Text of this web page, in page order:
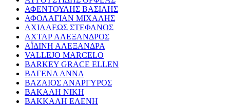
ΑΦΕΝΤΟΥΛΗΣ ΒΑΣΙΛΗΣ
ΑΦΟΛΑΓΙΑΝ ΜΙΧΑΛΗΣ
ΑΧΙΛΛΕΩΣ ΣΤΕΦΑΝΟΣ
ΑΧΤΑΡ ΑΛΕΞΑΝΔΡΟΣ
ΑΪΔΙΝΗ ΑΛΕΞΑΝΔΡΑ
VALLEJO MARCELO
BARKEY GRACE ELLEN
ΒΑΓΕΝΑ ΑΝΝΑ
ΒΑΖΑΙΟΣ ΑΝΑΡΓΥΡΟΣ
ΒΑΚΑΛΗ ΝΙΚΗ
ΒΑΚΚΑΛΗ ΕΛΕΝΗ